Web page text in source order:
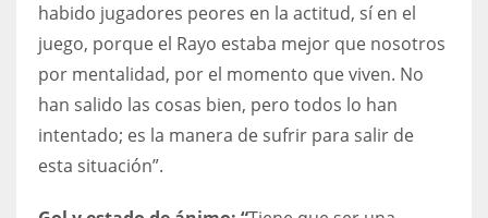
habido jugadores peores en la actitud, sí en el
juego, porque el Rayo estaba mejor que nosotros
por mentalidad, por el momento que viven. No
han salido las cosas bien, pero todos lo han
intentado; es la manera de sufrir para salir de
esta situación”.